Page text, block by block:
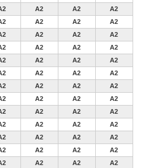
A2 A2
A2
A2 A2
A2
A2 A2
A2
A2 A2
A2
A2 A2
A2
A2 A2
A2
A2 A2
A2
A2 A2
A2
A2 A2
A2
A2 A2
A2
A2 A2
A2
A2 A2
A2
A2 A2
A2